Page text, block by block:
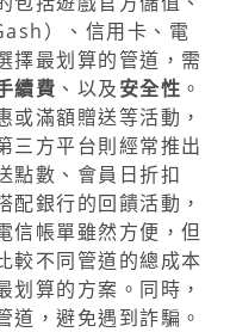
）、信用卡、電
擇最划算的管道，需
續費 、以及安全性 。
或滿額贈送等活動，
三方平台則經常推出
點數、會員日折扣
配銀行的回饋活動，
信帳單雖然方便，但
較不同管道的總成本
划算的方案。同時，
道，避免遇到詐騙。